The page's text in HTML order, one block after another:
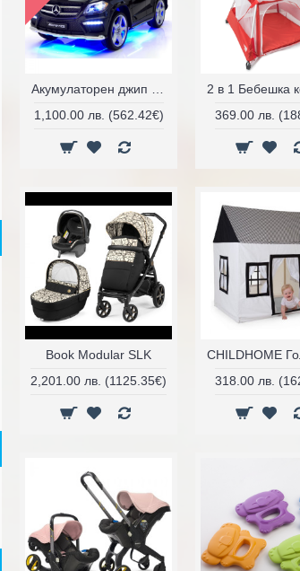
1,100.00 лв. (562.42€)
369.00 лв.
Book Modular SLK
2,201.00 лв. (1125.35€)
318.00 лв.